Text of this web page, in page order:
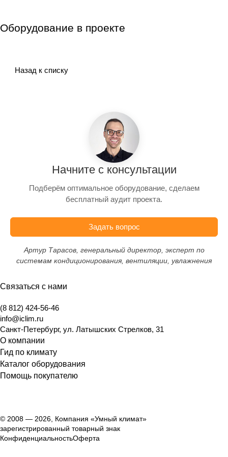
Оборудование в проекте
Назад к списку
Начните с консультации
Подберём оптимальное оборудование, сделаем
бесплатный аудит проекта.
Задать вопрос
Артур Тарасов, генеральный директор, эксперт по
системам кондиционирования, вентиляции, увлажнения
Связаться с нами
(8 812) 424-56-46
info@iclim.ru
Санкт-Петербург, ул. Латышских Стрелков, 31
О компании
Гид по климату
Каталог оборудования
Помощь покупателю
© 2008 — 2026, Компания «Умный климат»
зарегистрированный товарный знак
КонфиденциальностьОферта